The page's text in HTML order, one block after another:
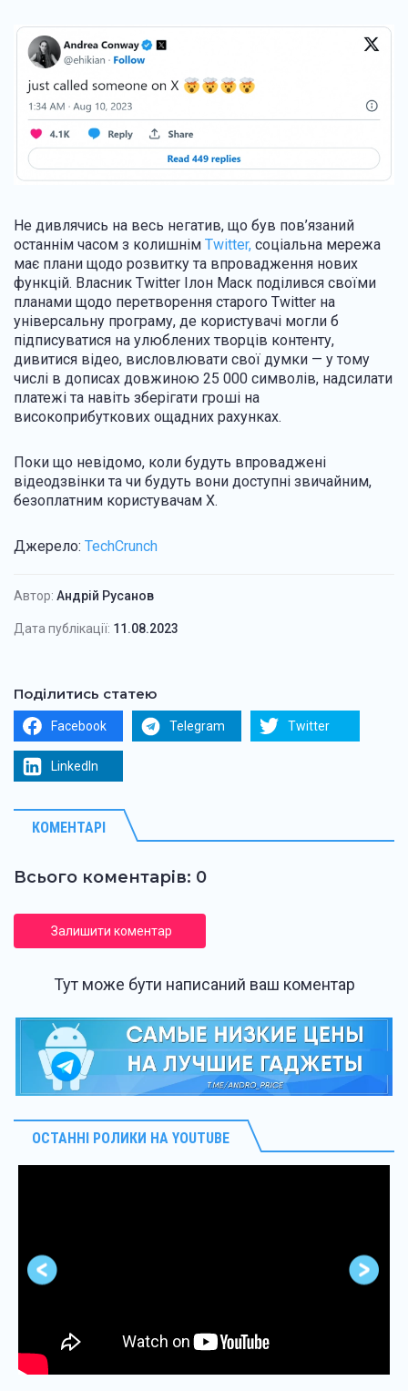
Не дивлячись на весь негатив, що був пов’язаний
останнім часом з колишнім Twitter, соціальна мережа
має плани щодо розвитку та впровадження нових
функцій. Власник Twitter Ілон Маск поділився своїми
планами щодо перетворення старого Twitter на
універсальну програму, де користувачі могли б
підписуватися на улюблених творців контенту,
дивитися відео, висловлювати свої думки — у тому
числі в дописах довжиною 25 000 символів, надсилати
платежі та навіть зберігати гроші на
високоприбуткових ощадних рахунках.
Поки що невідомо, коли будуть впроваджені
відеодзвінки та чи будуть вони доступні звичайним,
безоплатним користувачам X.
Джерело: TechCrunch
Автор: Андрій Русанов
Дата публікації: 11.08.2023
Поділитись статею
Facebook Telegram Twitter
LinkedIn
КОМЕНТАРІ
Всього коментарів: 0
Залишити коментар
Тут може бути написаний ваш коментар
ОСТАННІ РОЛИКИ НА YOUTUBE